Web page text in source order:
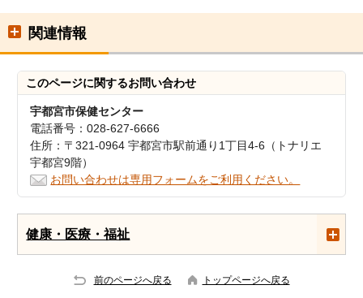
関連情報
このページに関するお問い合わせ
宇都宮市保健センター
電話番号：028-627-6666
住所：〒321-0964 宇都宮市駅前通り1丁目4-6（トナリエ
宇都宮9階）
お問い合わせは専用フォームをご利用ください。
健康・医療・福祉
前のページへ戻る トップページへ戻る